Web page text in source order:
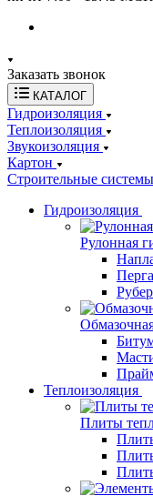
Заказать звонок
КАТАЛОГ
Гидроизоляция
Теплоизоляция
Звукоизоляция
Картон
Строительные системы
Гидроизоляция
Рулонная
Теплоизоляция
Плиты